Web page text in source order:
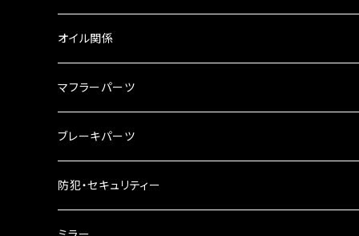
リアBOX
ハードケース
タンクキャップ
タンクシール
ケミカル
オイル関係
4スト用エンジンオイル
2スト用エンジンオイル
ギアオイル
オイルクーラー
マフラーパーツ
マフラーガード
バンテージタイプ
スリップオン
ブレーキパーツ
ブレーキシュー
ブレーキパット
防犯・セキュリティー